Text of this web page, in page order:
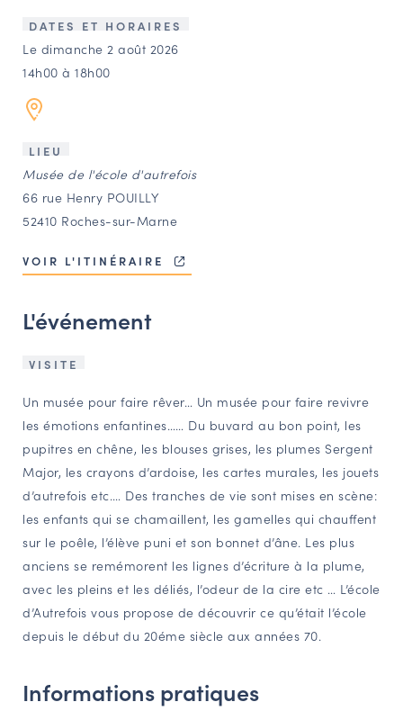
CONTACT
Agenda
Annuaire
Ressources
BOURSE D’ÉCHANGE
CARTES DES NAUDIN
Espace acteurs
NAVIGATION FILTRÉE « ACTEURS »
PORTAIL CULTURE
Comité d'Histoire Régionale
Service Inventaire et Patrimoines de la Région Grand Est
VOUS ÊTES…
Amateurs d’histoire et de patrimoine
Étudiants & chercheurs
DATES ET HORAIRES
Le dimanche 2 août 2026
14h00 à 18h00
LIEU
Musée de l'école d'autrefois
66 rue Henry POUILLY
52410 Roches-sur-Marne
VOIR L'ITINÉRAIRE
L'événement
VISITE
Un musée pour faire rêver… Un musée pour faire revivre
les émotions enfantines…… Du buvard au bon point, les
pupitres en chêne, les blouses grises, les plumes Sergent
Major, les crayons d’ardoise, les cartes murales, les jouets
d’autrefois etc.… Des tranches de vie sont mises en scène:
les enfants qui se chamaillent, les gamelles qui chauffent
sur le poêle, l’élève puni et son bonnet d’âne. Les plus
anciens se remémorent les lignes d’écriture à la plume,
avec les pleins et les déliés, l’odeur de la cire etc … L’école
d’Autrefois vous propose de découvrir ce qu’était l’école
depuis le début du 20éme siècle aux années 70.
Informations pratiques